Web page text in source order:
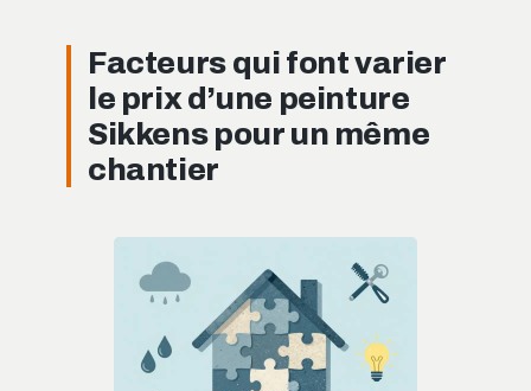
Facteurs qui font varier
le prix d’une peinture
Sikkens pour un même
chantier